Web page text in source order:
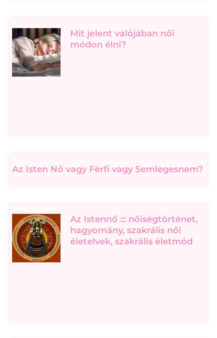
Mit jelent valójában női
módon élni?
Az Isten Nő vagy Férfi vagy Semlegesnem?
Az Istennő ::: nőiségtörténet,
hagyomány, szakrális női
életelvek, szakrális életmód